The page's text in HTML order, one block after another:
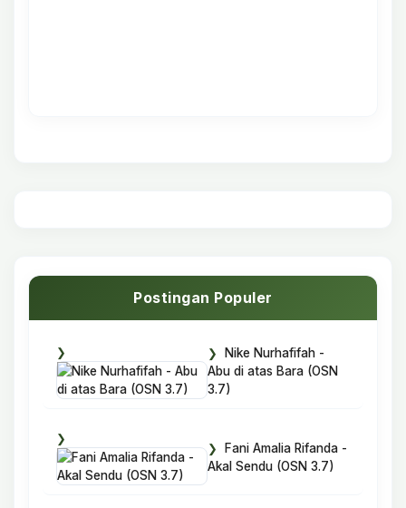
Postingan Populer
Nike Nurhafifah -
Abu di atas Bara (OSN
3.7)
Fani Amalia Rifanda -
Akal Sendu (OSN 3.7)